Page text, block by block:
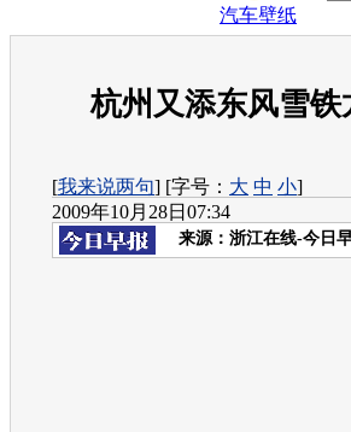
汽车壁纸
杭州又添东风雪铁
[我来说两句] [字号： 大 中 小]
2009年10月28日07:34
来源： 浙江在线-今日